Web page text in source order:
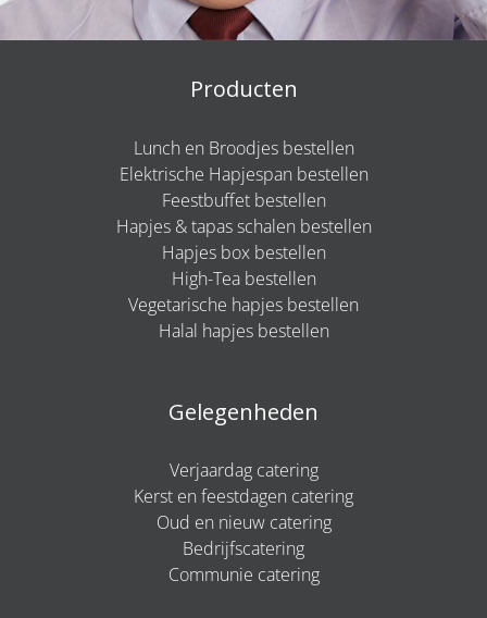
Producten
Lunch en Broodjes bestellen
Elektrische Hapjespan bestellen
Feestbuffet bestellen
Hapjes & tapas schalen bestellen
Hapjes box bestellen
High-Tea bestellen
Vegetarische hapjes bestellen
Halal hapjes bestellen
Gelegenheden
Verjaardag catering
Kerst en feestdagen catering
Oud en nieuw catering
Bedrijfscatering
Communie catering